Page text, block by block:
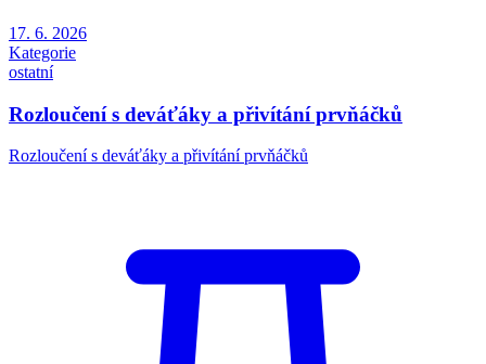
17. 6. 2026
Kategorie
ostatní
Rozloučení s deváťáky a přivítání prvňáčků
Rozloučení s deváťáky a přivítání prvňáčků